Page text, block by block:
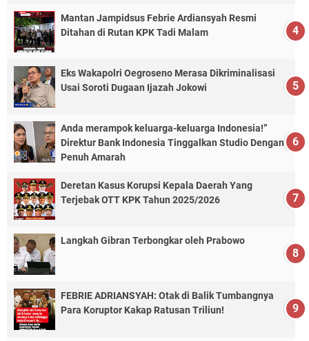
Mantan Jampidsus Febrie Ardiansyah Resmi
Ditahan di Rutan KPK Tadi Malam
Eks Wakapolri Oegroseno Merasa Dikriminalisasi
Usai Soroti Dugaan Ijazah Jokowi
Anda merampok keluarga-keluarga Indonesia!”
Direktur Bank Indonesia Tinggalkan Studio Dengan
Penuh Amarah
Deretan Kasus Korupsi Kepala Daerah Yang
Terjebak OTT KPK Tahun 2025/2026
Langkah Gibran Terbongkar oleh Prabowo
FEBRIE ADRIANSYAH: Otak di Balik Tumbangnya
Para Koruptor Kakap Ratusan Triliun!